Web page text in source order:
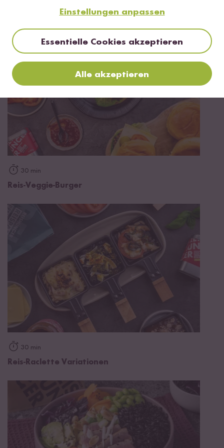
Mehr Rezepte mit Schwarzer Bio Reis
30 min
Reis-Veggie-Burger
30 min
Reis-Raclette Variationen
Einstellungen anpassen
Essentielle Cookies akzeptieren
Alle akzeptieren